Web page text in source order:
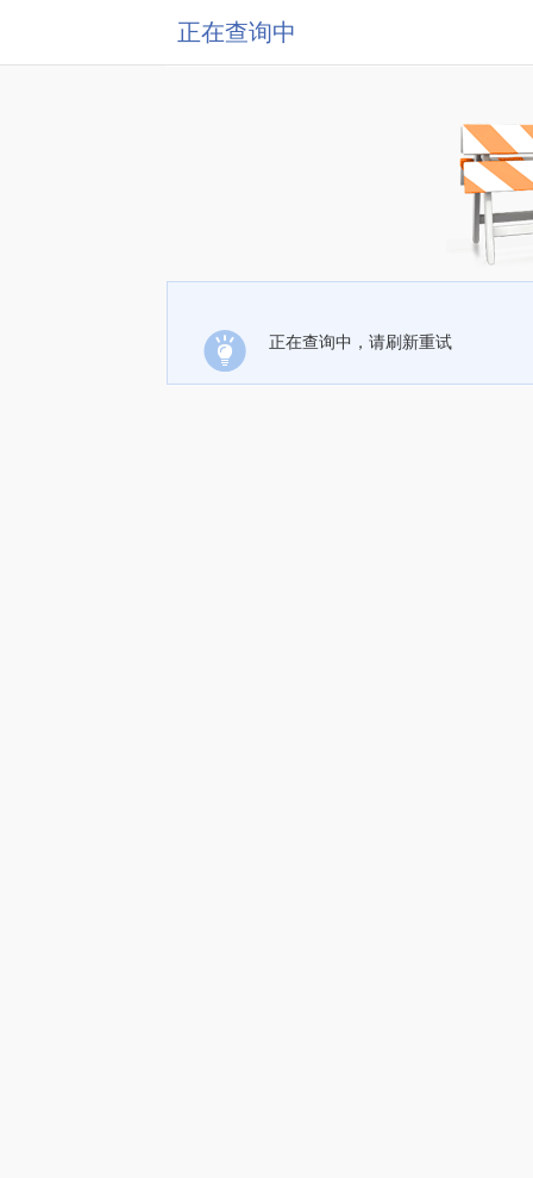
正在查询中
正在查询中，请刷新重试